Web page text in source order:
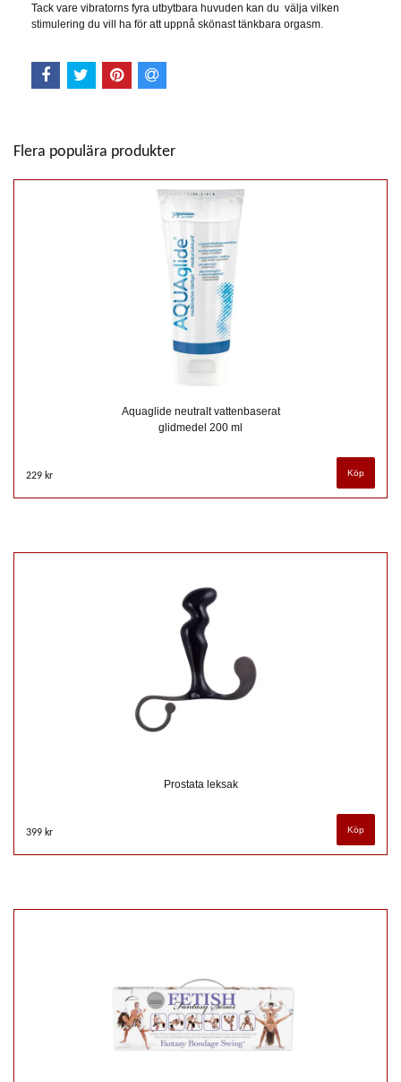
Tack vare vibratorns fyra utbytbara huvuden kan du välja vilken
stimulering du vill ha för att uppnå skönast tänkbara orgasm.
Flera populära produkter
Aquaglide neutralt vattenbaserat
glidmedel 200 ml
229 kr
Prostata leksak
399 kr